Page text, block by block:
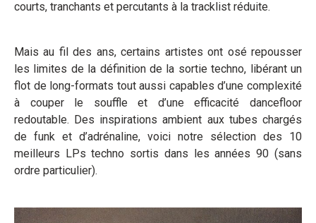
courts, tranchants et percutants à la tracklist réduite.
Mais au fil des ans, certains artistes ont osé repousser
les limites de la définition de la sortie techno, libérant un
flot de long-formats tout aussi capables d’une complexité
à couper le souffle et d’une efficacité dancefloor
redoutable. Des inspirations ambient aux tubes chargés
de funk et d’adrénaline, voici notre sélection des 10
meilleurs LPs techno sortis dans les années 90 (sans
ordre particulier).